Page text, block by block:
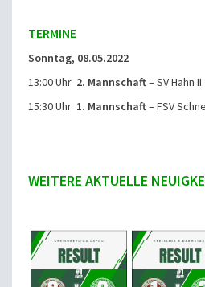
TERMINE
Sonntag, 08.05.2022
13:00 Uhr 2. Mannschaft– SV Hahn II
15:30 Uhr 1. Mannschaft– FSV
WEITERE AKTUELLE